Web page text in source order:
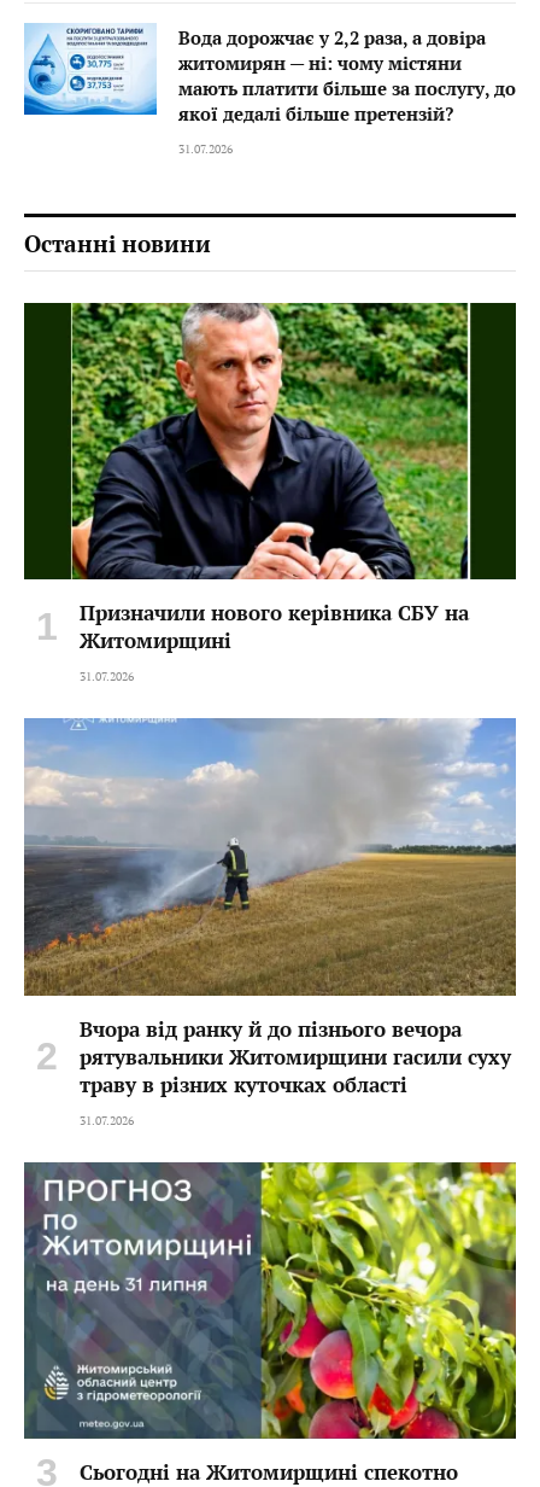
Вода дорожчає у 2,2 раза, а довіра
житомирян — ні: чому містяни
мають платити більше за послугу, до
якої дедалі більше претензій?
31.07.2026
Останні новини
Призначили нового керівника СБУ на
Житомирщині
31.07.2026
Вчора від ранку й до пізнього вечора
рятувальники Житомирщини гасили суху
траву в різних куточках області
31.07.2026
Сьогодні на Житомирщині спекотно